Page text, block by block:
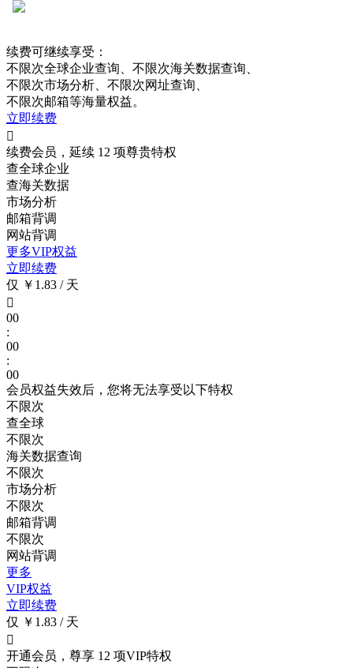
续费可继续享受：
不限次全球企业查询、 不限次海关数据查询、
不限次市场分析、 不限次网址查询、
不限次邮箱等海量权益。
立即续费

续费会员，延续 12 项尊贵特权
查全球企业
查海关数据
市场分析
邮箱背调
网站背调
更多VIP权益
立即续费
仅 ￥1.83 / 天

00
:
00
:
00
会员权益失效后，您将无法享受以下特权
不限次
查全球
不限次
海关数据查询
不限次
市场分析
不限次
邮箱背调
不限次
网站背调
更多
VIP权益
立即续费
仅 ￥1.83 / 天

开通会员，尊享 12 项VIP特权